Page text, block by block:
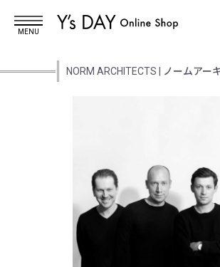
MENU
NORM ARCHITECTS | ノームアー